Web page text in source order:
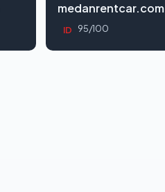
medanrentcar.com
ID 95/100